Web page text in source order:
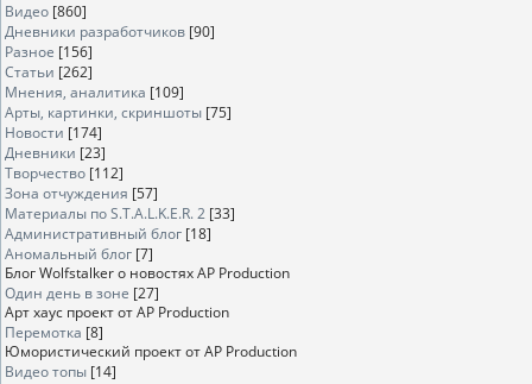
Видео [860]
Дневники разработчиков [90]
Разное [156]
Статьи [262]
Мнения, аналитика [109]
Арты, картинки, скриншоты [75]
Новости [174]
Дневники [23]
Творчество [112]
Зона отчуждения [57]
Материалы по S.T.A.L.K.E.R. 2 [33]
Административный блог [18]
Аномальный блог [7]
Блог Wolfstalker о новостях AP Production
Один день в зоне [27]
Арт хаус проект от AP Production
Перемотка [8]
Юмористический проект от AP Production
Видео топы [14]